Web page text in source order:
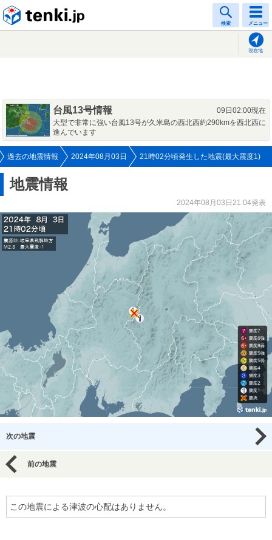
検索 メニュー
現在地
台風13号情報
09日02:00現在
大型で非常に強い台風13号が久米島の西北西約290kmを西北西に
進んでいます
過去の地震情報 2024年08月03日 21時02分頃発生した地震(最大震度1)
地震情報
2024年08月03日21:04発表
次の地震
前の地震
この地震による津波の心配はありません。